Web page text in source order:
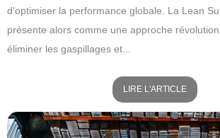
d'optimiser la performance globale. La Lean
présente alors comme une approche
éliminer les gaspillages et...
LIRE L'ARTICLE